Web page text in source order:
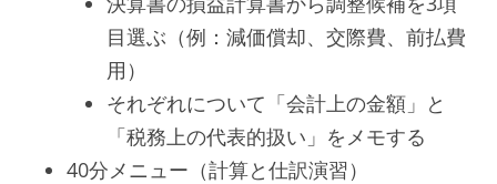
目選ぶ（例：減価償却、交際費、前払費
用）
それぞれについて「会計上の金額」と
「税務上の代表的扱い」をメモする
40分メニュー（計算と仕訳演習）